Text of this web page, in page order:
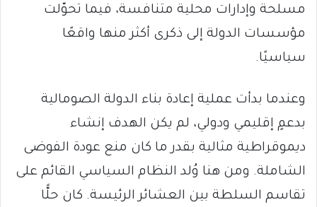
مسلحة وإدارات محلية متنافسة، فيما تحوّلت
مؤسسات الدولة إلى ذكرى أكثر منها واقعًا
سياسيًا.
وعندما بدأت عملية إعادة بناء الدولة الصومالية
بدعمٍ إقليمي ودولي، لم يكن الهدف إنشاء
ديموقراطية مثالية بقدر ما كان منع عودة الفوضى
الشاملة. ومن هنا وُلد النظام السياسي القائم على
تقاسم السلطة بين العشائر الرئيسة. كان حلًّا